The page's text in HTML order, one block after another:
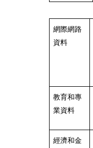
網際網路
資料
教育和專
業資料
經濟和金